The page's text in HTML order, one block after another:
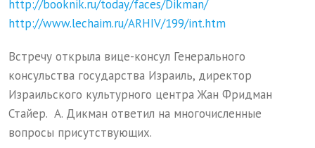
http://booknik.ru/today/faces/Dikman/
http://www.lechaim.ru/ARHIV/199/int.htm
Встречу открыла вице-консул Генерального
консульства государства Израиль, директор
Израильского культурного центра Жан Фридман
Стайер. А. Дикман ответил на многочисленные
вопросы присутствующих.